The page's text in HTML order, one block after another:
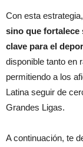
Con esta estrategia,
sino que fortalece
clave para el
disponible tanto en
permitiendo a los
Latina seguir de
Grandes Ligas.
A continuación, te